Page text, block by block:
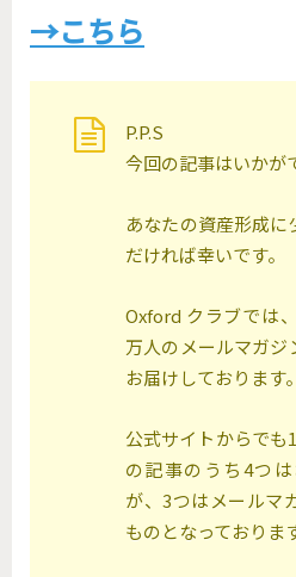
→こちら
P.P.S
今回の記事はいかが
あなたの資産形成
だければ幸いです。
Oxford クラブでは
万人のメールマガ
お届けしております。
公式サイトからでも
の記事のうち4つ
が、3つはメールマ
ものとなっておりま